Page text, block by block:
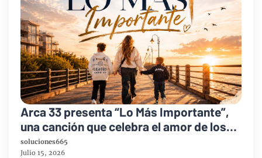
Arca 33 presenta “Lo Más Importante”,
una canción que celebra el amor de los
padres y el legado de la fe
soluciones665
Julio 15, 2026